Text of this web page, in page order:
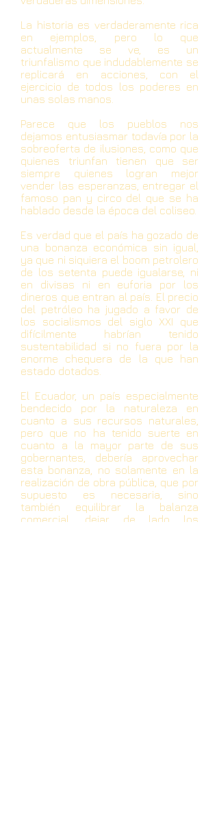
La historia es verdaderamente rica
en ejemplos, pero lo que
actualmente se ve, es un
triunfalismo que indudablemente se
replicará en acciones, con el
ejercicio de todos los poderes en
unas solas manos.
Parece que los pueblos nos
dejamos entusiasmar todavía por la
sobreoferta de ilusiones, como que
quienes triunfan tienen que ser
siempre quienes logran mejor
vender las esperanzas, entregar el
famoso pan y circo del que se ha
hablado desde la época del coliseo.
Es verdad que el país ha gozado de
una bonanza económica sin igual,
ya que ni siquiera el boom petrolero
de los setenta puede igualarse, ni
en divisas ni en euforia por los
dineros que entran al país. El precio
del petróleo ha jugado a favor de
los socialismos del siglo XXI que
difícilmente habrían tenido
sustentabilidad si no fuera por la
enorme chequera de la que han
estado dotados.
El Ecuador, un país especialmente
bendecido por la naturaleza en
cuanto a sus recursos naturales,
pero que no ha tenido suerte en
cuanto a la mayor parte de sus
gobernantes, debería aprovechar
esta bonanza, no solamente en la
realización de obra pública, que por
supuesto es necesaria, sino
también equilibrar la balanza
comercial, dejar de lado los